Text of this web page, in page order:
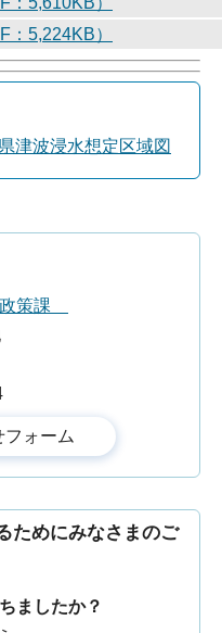
：5,224KB）
津波浸水想定区域図
政策課
ためにみなさまのご
ましたか？